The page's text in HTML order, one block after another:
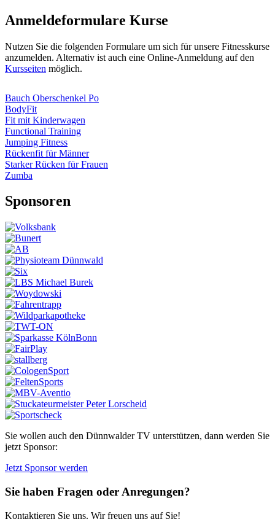
Anmeldeformulare Kurse
Nutzen Sie die folgenden Formulare um sich für unsere Fitnesskurse
anzumelden. Alternativ ist auch eine Online-Anmeldung auf den
Kursseiten möglich.
Bauch Oberschenkel Po
BodyFit
Fit mit Kinderwagen
Functional Training
Jumping Fitness
Rückenfit für Männer
Starker Rücken für Frauen
Zumba
Sponsoren
Sie wollen auch den Dünnwalder TV unterstützen, dann werden Sie
jetzt Sponsor:
Jetzt Sponsor werden
Sie haben Fragen oder Anregungen?
Kontaktieren Sie uns. Wir freuen uns auf Sie!